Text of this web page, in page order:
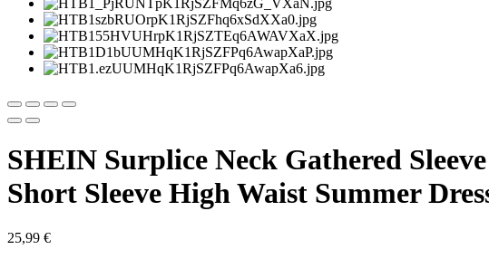
SHEIN Surplice Neck Gathered
Short Sleeve High Waist Summer
25,99 €